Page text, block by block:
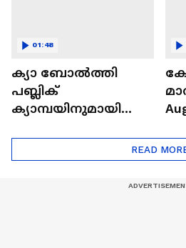
ക്യാ ബോൽത്തി
പബ്ലിക്
ക്യാമ്പയിനുമായി
Abhijeet Dipke | 'Kya
Bolti Public' Campaign
01:48
READ